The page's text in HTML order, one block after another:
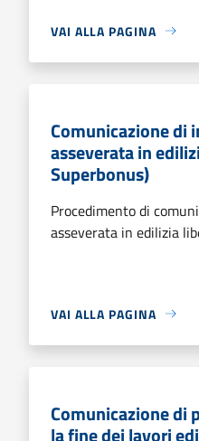
VAI ALLA PAGINA
Comunicazione di
asseverata in
Superbonus)
Procedimento di
asseverata in edilizia
VAI ALLA PAGINA
Comunicazione di
la fine dei lavori